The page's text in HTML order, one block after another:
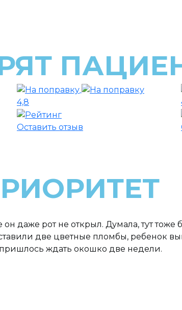
4,8
Оставить отзыв
даже рот не открыл. Думала, тут тоже
две цветные пломбы, ребенок
пришлось ждать окошко две недели.